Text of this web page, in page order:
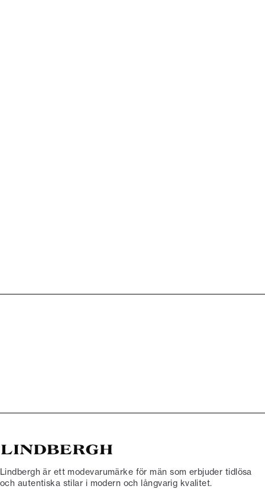
Lindbergh är ett modevarumärke för män som erbjuder tidlösa
och autentiska stilar i modern och långvarig kvalitet.